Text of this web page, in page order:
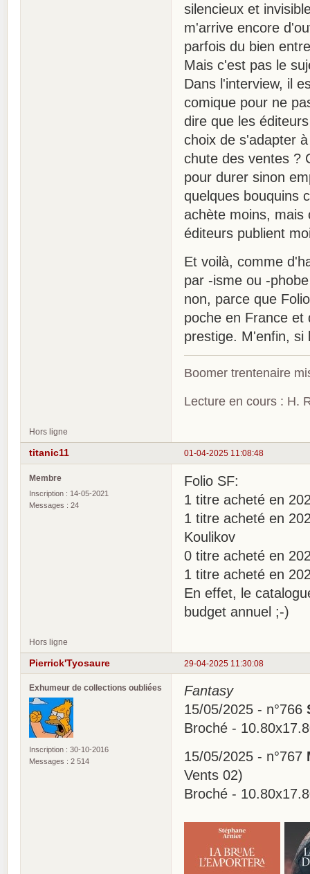
silencieux et
m'arrive encore
parfois du bien
Mais c'est pas le
Dans l'interview, il
comique pour ne
dire que les
choix de s'adapter
chute des ventes ?
pour durer sinon
quelques bouquins
achète moins, mais
éditeurs publient
Et voilà, comme
par -isme ou -
non, parce que
poche en France et
prestige. M'enfin,
Boomer trentenaire
Lecture en cours : H.
Hors ligne
01-04-2025 11:08:48
titanic11
Membre
Inscription : 14-05-2021
Messages : 24
Folio SF:
1 titre acheté en
1 titre acheté en
Koulikov
0 titre acheté en
1 titre acheté en
En effet, le
budget annuel ;-)
Hors ligne
29-04-2025 11:30:08
Pierrick'Tyosaure
Exhumeur de collections oubliées
Inscription : 30-10-2016
Messages : 2 514
Fantasy
15/05/2025 - n°766
Broché -
15/05/2025 - n°767
Vents 02)
Broché -